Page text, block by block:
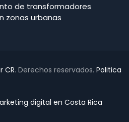
de transformadores
zonas urbanas
CR. Derechos reservados. Politica
digital en Costa Rica